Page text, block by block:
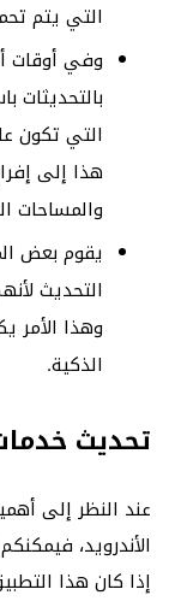
التي يتم
وفي أوقات
بالتحديثات
التي تكون
هذا إلى
والمساحات
يقوم بعض
التحديث
وهذا
الذكية.
تحديث
عند النظر إلى
الأندرويد،
إذا كان هذا